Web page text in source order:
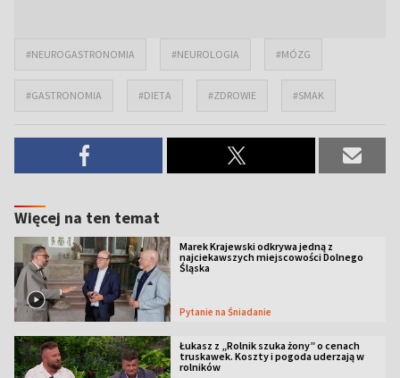
#NEUROGASTRONOMIA #NEUROLOGIA #MÓZG
#GASTRONOMIA #DIETA #ZDROWIE #SMAK
Więcej na ten temat
Marek Krajewski odkrywa jedną z
najciekawszych miejscowości Dolnego
Śląska
Pytanie na Śniadanie
Łukasz z „Rolnik szuka żony” o cenach
truskawek. Koszty i pogoda uderzają w
rolników